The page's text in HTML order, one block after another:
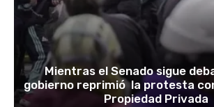
Mientras el Senado sigue
gobierno reprimió la protesta
Propiedad Privada